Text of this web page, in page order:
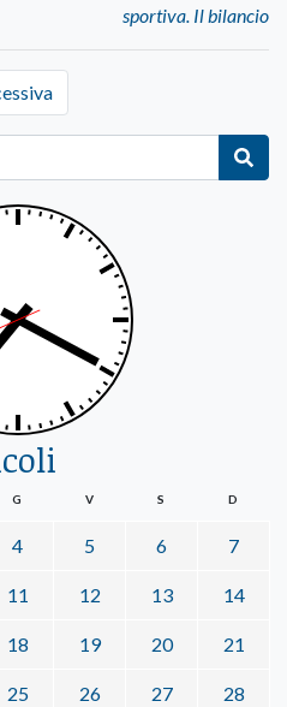
sportiva. Il bilancio
G V S D
4 5 6 7
11 12 13 14
18 19 20 21
25 26 27 28